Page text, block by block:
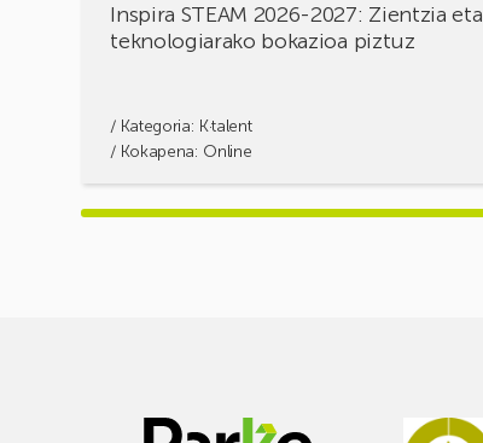
Inspira STEAM 2026-2027: Zientzia eta
teknologiarako bokazioa piztuz
/ Kategoria: K·talent
/ Kokapena: Online